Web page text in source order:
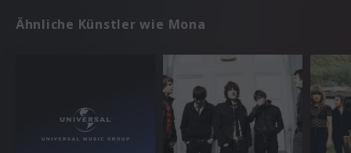
Ähnliche Künstler wie Mona